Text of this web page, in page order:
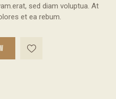
sed diam voluptua. At
et ea rebum.